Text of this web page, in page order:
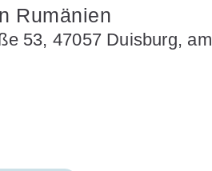
Rumänien
53, 47057 Duisburg, am